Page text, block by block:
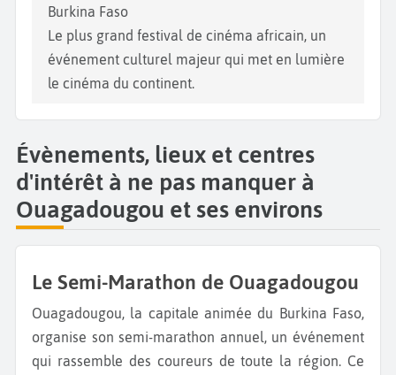
Burkina Faso
Le plus grand festival de cinéma africain, un
événement culturel majeur qui met en lumière
le cinéma du continent.
Évènements, lieux et centres
d'intérêt à ne pas manquer à
Ouagadougou et ses environs
Le Semi-Marathon de Ouagadougou
Ouagadougou, la capitale animée du Burkina Faso,
organise son semi-marathon annuel, un événement
qui rassemble des coureurs de toute la région. Ce